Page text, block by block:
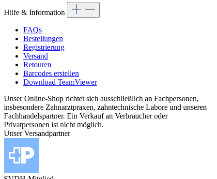
Hilfe & Information
FAQs
Bestellungen
Registrierung
Versand
Retouren
Barcodes erstellen
Download TeamViewer
Unser Online-Shop richtet sich ausschließlich an Fachpersonen,
insbesondere Zahnarztpraxen, zahntechnische Labore und unseren
Fachhandelspartner. Ein Verkauf an Verbraucher oder
Privatpersonen ist nicht möglich.
Unser Versandpartner